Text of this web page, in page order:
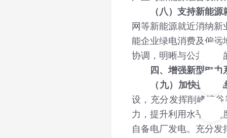
（八）支持新能
网等新能源就近消纳
能企业绿电消费及偏远
协调，明晰与公共电网
四、增强新型电
（九）加快提升
设，充分发挥削峰填
力，提升利用水平。
自备电厂发电。充分